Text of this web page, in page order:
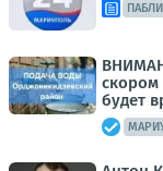
скором
будет